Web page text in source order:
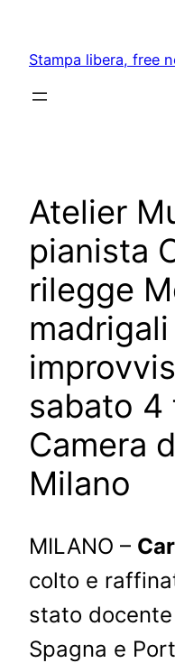
content
Stampa libera, free
Atelier
pianista
rilegge
sabato 4
Camera
Milano
MILANO –
colto e
stato
Spagna e